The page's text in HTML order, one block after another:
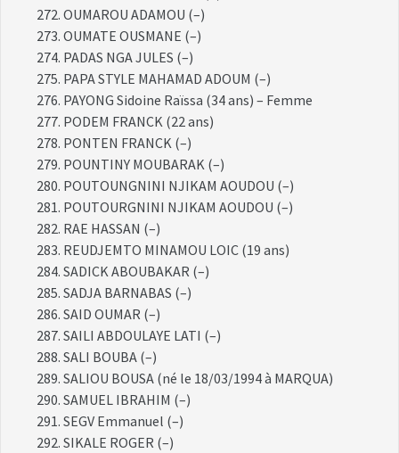
OUMAROU ADAMOU (–)
OUMATE OUSMANE (–)
PADAS NGA JULES (–)
PAPA STYLE MAHAMAD ADOUM (–)
PAYONG Sidoine Raïssa (34 ans) – Femme
PODEM FRANCK (22 ans)
PONTEN FRANCK (–)
POUNTINY MOUBARAK (–)
POUTOUNGNINI NJIKAM AOUDOU (–)
POUTOURGNINI NJIKAM AOUDOU (–)
RAE HASSAN (–)
REUDJEMTO MINAMOU LOIC (19 ans)
SADICK ABOUBAKAR (–)
SADJA BARNABAS (–)
SAID OUMAR (–)
SAILI ABDOULAYE LATI (–)
SALI BOUBA (–)
SALIOU BOUSA (né le 18/03/1994 à MARQUA)
SAMUEL IBRAHIM (–)
SEGV Emmanuel (–)
SIKALE ROGER (–)